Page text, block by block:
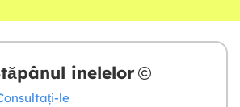
inelelor
le